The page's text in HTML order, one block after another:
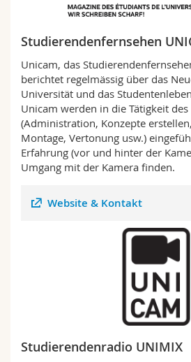
MyUnifr
Studierendenfernsehen
Unicam, das
berichtet regelmässig über das
Universität und das
Unicam werden in die Tätigkeit
(Administration, Konzepte
Montage, Vertonung usw.)
Erfahrung (vor und hinter der
Umgang mit der Kamera finden.
Website & Kontakt
Studierendenradio UNIMIX